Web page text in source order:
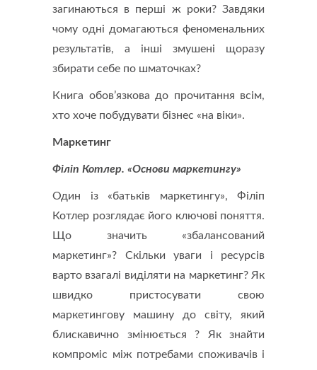
загинаються в перші ж роки? Завдяки
чому одні домагаються феноменальних
результатів, а інші змушені щоразу
збирати себе по шматочках?
Книга обов’язкова до прочитання всім,
хто хоче побудувати бізнес «на віки».
Маркетинг
Філіп Котлер. «Основи маркетингу»
Один із «батьків маркетингу», Філіп
Котлер розглядає його ключові поняття.
Що значить «збалансований
маркетинг»? Скільки уваги і ресурсів
варто взагалі виділяти на маркетинг? Як
швидко пристосувати свою
маркетингову машину до світу, який
блискавично змінюється ? Як знайти
компроміс між потребами споживачів і